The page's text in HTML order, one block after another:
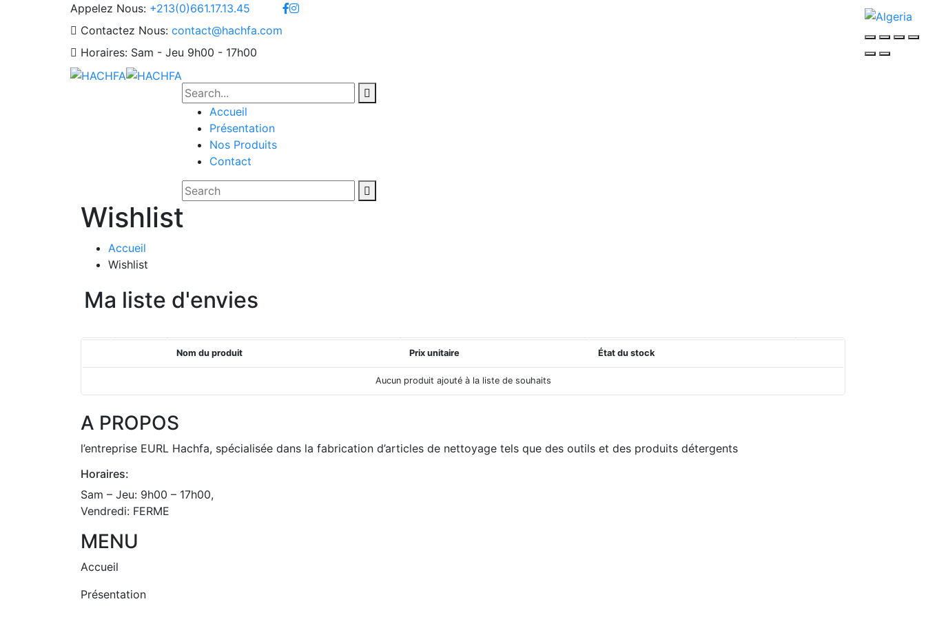
Appelez Nous: +213(0)661.17.13.45
Contactez Nous: contact@hachfa.com
Horaires: Sam - Jeu 9h00 - 17h00
Accueil
Présentation
Nos Produits
Contact
Wishlist
Accueil
Wishlist
Ma liste d'envies
Nom du produit Prix unitaire État du stock
Aucun produit ajouté à la liste de souhaits
A PROPOS
l’entreprise EURL Hachfa, spécialisée dans la fabrication d’articles de nettoyage tels que des outils et des produits détergents
Horaires:
Sam – Jeu: 9h00 – 17h00,
Vendredi: FERME
MENU
Accueil
Présentation